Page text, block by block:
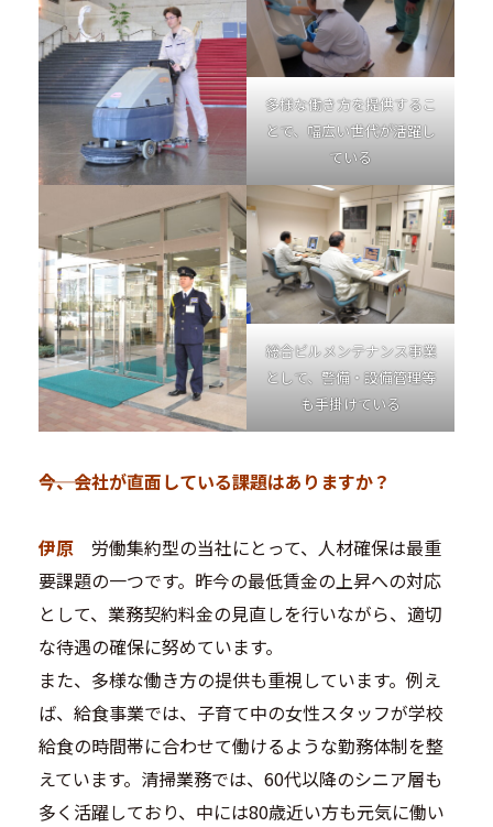
多様な働き方を提供するこ
とで、幅広い世代が活躍し
ている
総合ビルメンテナンス事業
として、警備・設備管理等
も手掛けている
―――今、会社が直面している課題はありますか？
伊原 労働集約型の当社にとって、人材確保は最重
要課題の一つです。昨今の最低賃金の上昇への対応
として、業務契約料金の見直しを行いながら、適切
な待遇の確保に努めています。
また、多様な働き方の提供も重視しています。例え
ば、給食事業では、子育て中の女性スタッフが学校
給食の時間帯に合わせて働けるような勤務体制を整
えています。清掃業務では、60代以降のシニア層も
多く活躍しており、中には80歳近い方も元気に働い